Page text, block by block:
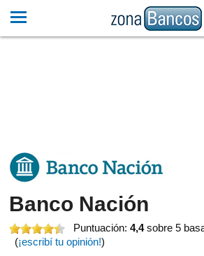
Banco Nación
Puntuación:4,4sobre 5
(¡escribí tu opinión!)